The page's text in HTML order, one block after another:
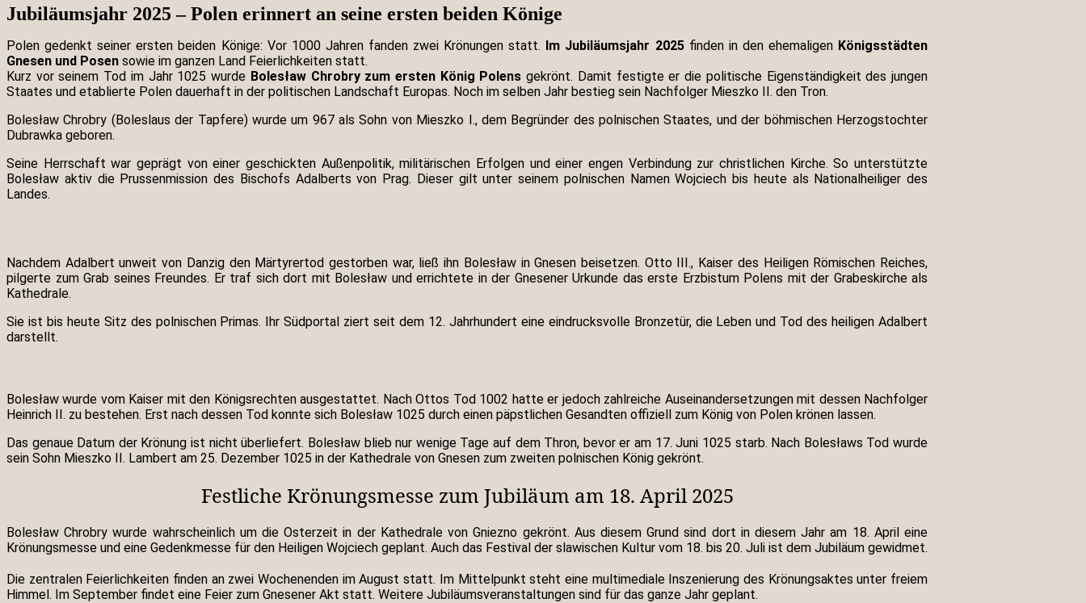
Jubiläumsjahr 2025 – Polen erinnert an seine ersten beiden Könige
Polen gedenkt seiner ersten beiden Könige: Vor 1000 Jahren fanden zwei Krönungen statt. Im Jubiläumsjahr 2025finden in den ehemaligen Königsstädten
Gnesen und Posen sowie im ganzen Land Feierlichkeiten statt.
Kurz vor seinem Tod im Jahr 1025 wurde Bolesław Chrobry zum ersten König Polens gekrönt. Damit festigte er die politische Eigenständigkeit des jungen
Staates und etablierte Polen dauerhaft in der politischen Landschaft Europas. Noch im selben Jahr bestieg sein Nachfolger Mieszko II. den Tron.
Bolesław Chrobry (Boleslaus der Tapfere) wurde um 967 als Sohn von Mieszko I., dem Begründer des polnischen Staates, und der böhmischen Herzogstochter
Dubrawka geboren.
Seine Herrschaft war geprägt von einer geschickten Außenpolitik, militärischen Erfolgen und einer engen Verbindung zur christlichen Kirche. So unterstützte
Bolesław aktiv die Prussenmission des Bischofs Adalberts von Prag. Dieser gilt unter seinem polnischen Namen Wojciech bis heute als Nationalheiliger des
Landes.
Nachdem Adalbert unweit von Danzig den Märtyrertod gestorben war, ließ ihn Bolesław in Gnesen beisetzen. Otto III., Kaiser des Heiligen Römischen Reiches,
pilgerte zum Grab seines Freundes. Er traf sich dort mit Bolesław und errichtete in der Gnesener Urkunde das erste Erzbistum Polens mit der Grabeskirche als
Kathedrale.
Sie ist bis heute Sitz des polnischen Primas. Ihr Südportal ziert seit dem 12. Jahrhundert eine eindrucksvolle Bronzetür, die Leben und Tod des heiligen Adalbert
darstellt.
Bolesław wurde vom Kaiser mit den Königsrechten ausgestattet. Nach Ottos Tod 1002 hatte er jedoch zahlreiche Auseinandersetzungen mit dessen Nachfolger
Heinrich II. zu bestehen. Erst nach dessen Tod konnte sich Bolesław 1025 durch einen päpstlichen Gesandten offiziell zum König von Polen krönen lassen.
Das genaue Datum der Krönung ist nicht überliefert. Bolesław blieb nur wenige Tage auf dem Thron, bevor er am 17. Juni 1025 starb. Nach Bolesławs Tod wurde
sein Sohn Mieszko II. Lambert am 25. Dezember 1025 in der Kathedrale von Gnesen zum zweiten polnischen König gekrönt.
Festliche Krönungsmesse zum Jubiläum am 18. April 2025
Bolesław Chrobry wurde wahrscheinlich um die Osterzeit in der Kathedrale von Gniezno gekrönt. Aus diesem Grund sind dort in diesem Jahr am 18. April eine
Krönungsmesse und eine Gedenkmesse für den Heiligen Wojciech geplant. Auch das Festival der slawischen Kultur vom 18. bis 20. Juli ist dem Jubiläum gewidmet.
Die zentralen Feierlichkeiten finden an zwei Wochenenden im August statt. Im Mittelpunkt steht eine multimediale Inszenierung des Krönungsaktes unter freiem
Himmel. Im September findet eine Feier zum Gnesener Akt statt. Weitere Jubiläumsveranstaltungen sind für das ganze Jahr geplant.